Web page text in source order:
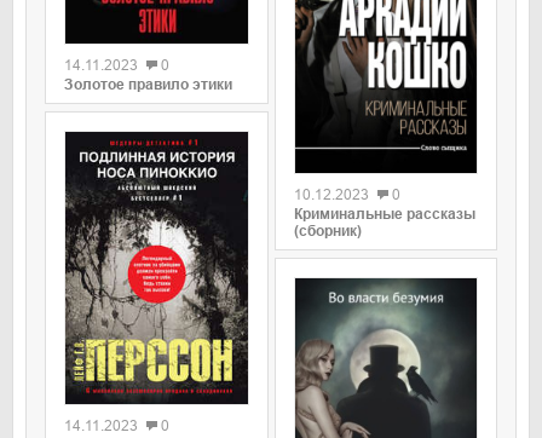
14.11.2023
0
Золотое правило этики
0
14.11.2023
0
0
10.12.2023
0
Криминальные рассказы
(сборник)